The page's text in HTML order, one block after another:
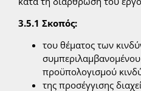
3.5.1 Σκοπός:
του θέματος των
προϋπολογισμού
της προσέγγισης